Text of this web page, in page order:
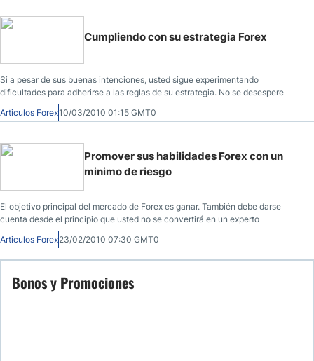
Cumpliendo con su estrategia Forex
Si a pesar de sus buenas intenciones, usted sigue experimentando
dificultades para adherirse a las reglas de su estrategia. No se desespere
Articulos Forex10/03/2010 01:15 GMT0
Promover sus habilidades Forex con un
minimo de riesgo
El objetivo principal del mercado de Forex es ganar. También debe darse
cuenta desde el principio que usted no se convertirá en un experto
Articulos Forex23/02/2010 07:30 GMT0
Bonos y Promociones